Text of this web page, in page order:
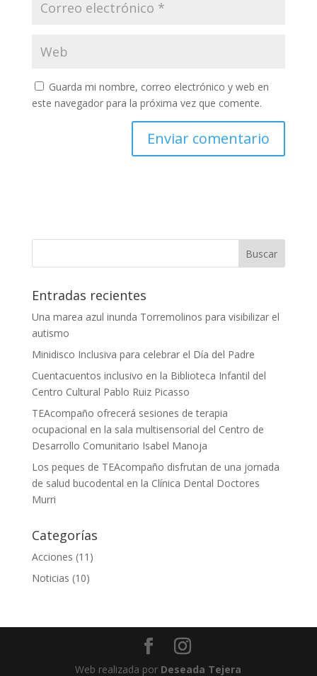
Guarda mi nombre, correo electrónico y web en
este navegador para la próxima vez que comente.
Entradas recientes
Una marea azul inunda Torremolinos para visibilizar el
autismo
Minidisco Inclusiva para celebrar el Día del Padre
Cuentacuentos inclusivo en la Biblioteca Infantil del
Centro Cultural Pablo Ruiz Picasso
TEAcompaño ofrecerá sesiones de terapia
ocupacional en la sala multisensorial del Centro de
Desarrollo Comunitario Isabel Manoja
Los peques de TEAcompaño disfrutan de una jornada
de salud bucodental en la Clínica Dental Doctores
Murri
Categorías
Acciones (11)
Noticias (10)
Web realizada por Deseada Tejera